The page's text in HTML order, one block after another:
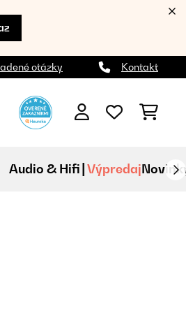
otázky Kontakt
Audio & Hifi Výpredaj